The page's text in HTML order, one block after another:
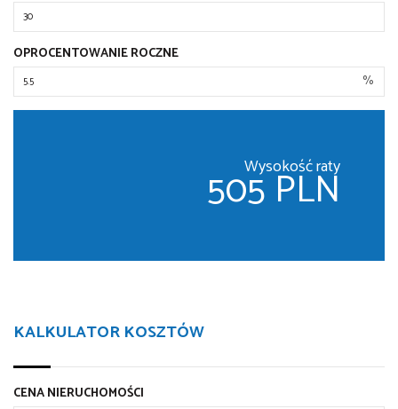
OPROCENTOWANIE ROCZNE
%
Wysokość raty
505 PLN
KALKULATOR KOSZTÓW
CENA NIERUCHOMOŚCI